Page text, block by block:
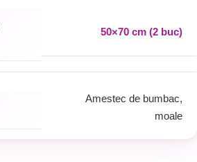
50×70 cm (2 buc)
Amestec de bumbac,
moale